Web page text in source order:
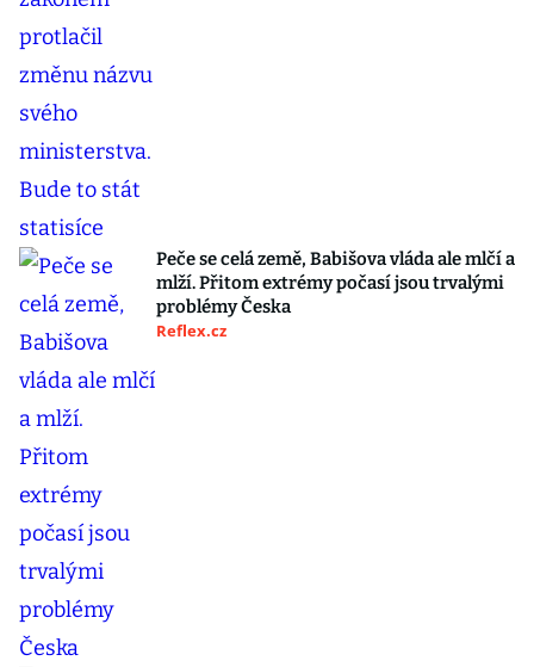
Peče se celá země, Babišova vláda ale mlčí a
mlží. Přitom extrémy počasí jsou trvalými
problémy Česka
Reflex.cz